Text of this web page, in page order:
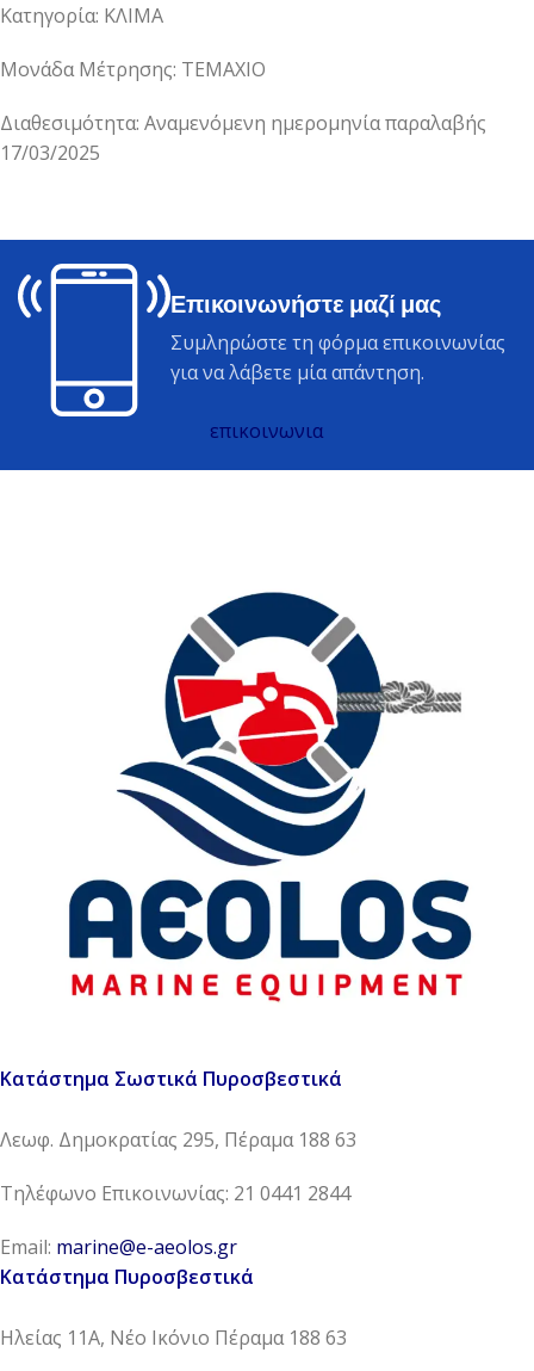
Κατηγορία: ΚΛΙΜΑ
Μονάδα Μέτρησης: ΤΕΜΑΧΙΟ
Διαθεσιμότητα: Αναμενόμενη ημερομηνία παραλαβής
17/03/2025
Επικοινωνήστε μαζί μας
Συμληρώστε τη φόρμα επικοινωνίας
για να λάβετε μία απάντηση.
επικοινωνια
Κατάστημα Σωστικά Πυροσβεστικά
Λεωφ. Δημοκρατίας 295, Πέραμα 188 63
Τηλέφωνο Επικοινωνίας: 21 0441 2844
Email: marine@e-aeolos.gr
Κατάστημα Πυροσβεστικά
Ηλείας 11Α, Νέο Ικόνιο Πέραμα 188 63